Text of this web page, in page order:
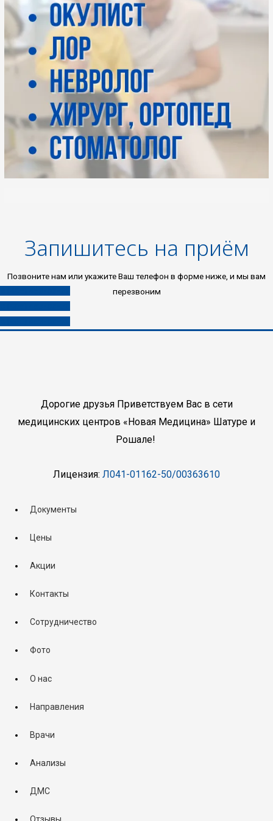
Запишитесь на приём
Позвоните нам или укажите Ваш телефон в форме ниже, и мы вам
перезвоним
Дорогие друзья Приветствуем Вас в сети
медицинских центров «Новая Медицина» Шатуре и
Рошале!
Лицензия: Л041-01162-50/00363610
Документы
Цены
Акции
Контакты
Сотрудничество
Фото
О нас
Направления
Врачи
Анализы
ДМС
Отзывы